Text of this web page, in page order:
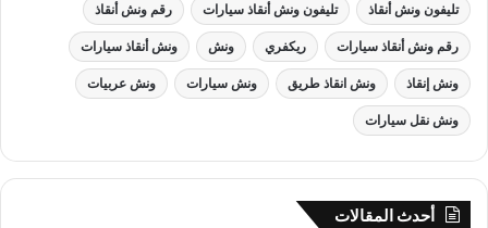
تليفون ونش أنقاذ تليفون ونش أنقاذ سيارات رقم ونش أنقاذ
رقم ونش أنقاذ سيارات ريكفري ونش ونش أنقاذ سيارات
ونش إنقاذ ونش انقاذ طريق ونش سيارات ونش عربيات
ونش نقل سيارات
أحدث المقالات